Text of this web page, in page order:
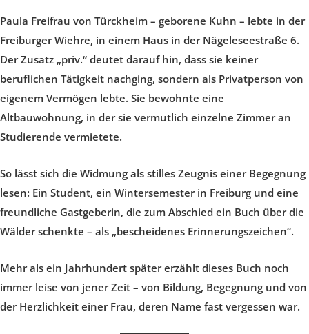
Paula Freifrau von Türckheim – geborene Kuhn – lebte in der
Freiburger Wiehre, in einem Haus in der Nägeleseestraße 6.
Der Zusatz „priv.“ deutet darauf hin, dass sie keiner
beruflichen Tätigkeit nachging, sondern als Privatperson von
eigenem Vermögen lebte. Sie bewohnte eine
Altbauwohnung, in der sie vermutlich einzelne Zimmer an
Studierende vermietete.
So lässt sich die Widmung als stilles Zeugnis einer Begegnung
lesen: Ein Student, ein Wintersemester in Freiburg und eine
freundliche Gastgeberin, die zum Abschied ein Buch über die
Wälder schenkte – als „bescheidenes Erinnerungszeichen“.
Mehr als ein Jahrhundert später erzählt dieses Buch noch
immer leise von jener Zeit – von Bildung, Begegnung und von
der Herzlichkeit einer Frau, deren Name fast vergessen war.